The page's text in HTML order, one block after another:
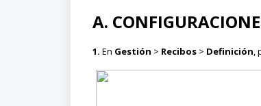
A.
1. En Gestión > Recibos > Definición,